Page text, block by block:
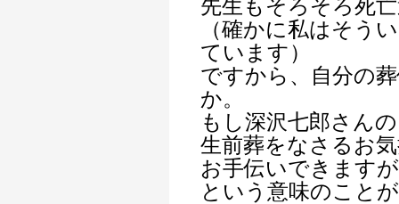
先生もそろそろ死
（確かに私はそう
ています）
ですから、自分の
か。
もし深沢七郎さん
生前葬をなさるお
お手伝いできます
という意味のこと